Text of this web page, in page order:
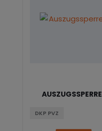
AUSZUGSSPERRE
DKP PVZ